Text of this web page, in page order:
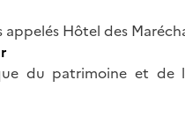
appelés Hôtel des
du patrimoine et de